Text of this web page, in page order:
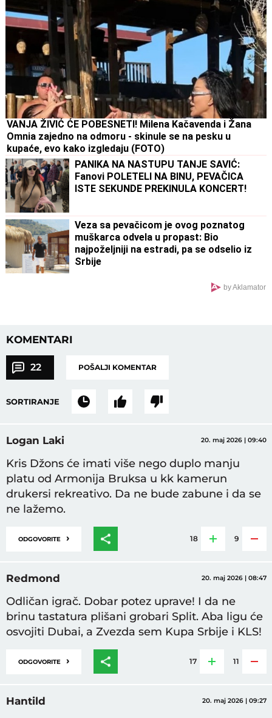
VANJA ŽIVIĆ ĆE POBESNETI! Milena Kačavenda i Žana
Omnia zajedno na odmoru - skinule se na pesku u
kupaće, evo kako izgledaju (FOTO)
PANIKA NA NASTUPU TANJE SAVIĆ:
Fanovi POLETELI NA BINU, PEVAČICA
ISTE SEKUNDE PREKINULA KONCERT!
Veza sa pevačicom je ovog poznatog
muškarca odvela u propast: Bio
najpoželjniji na estradi, pa se odselio iz
Srbije
by Aklamator
KOMENTARI
22 POŠALJI KOMENTAR
SORTIRANJE
Logan Laki 20. maj 2026 | 09:40
Kris Džons će imati više nego duplo manju
platu od Armonija Bruksa u kk kamerun
drukersi rekreativo. Da ne bude zabune i da se
ne lažemo.
ODGOVORITE › 18 9
Redmond 20. maj 2026 | 08:47
Odličan igrač. Dobar potez uprave! I da ne
brinu tastatura plišani grobari Split. Aba ligu će
osvojiti Dubai, a Zvezda sem Kupa Srbije i KLS!
ODGOVORITE › 17 11
Hantild 20. maj 2026 | 09:27